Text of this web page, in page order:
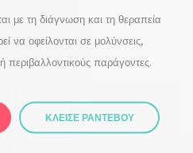
με τη διάγνωση και τη θεραπεία
να οφείλονται σε μολύνσεις,
περιβαλλοντικούς παράγοντες.
ΚΛΕΙΣΕ ΡΑΝΤΕΒΟΥ